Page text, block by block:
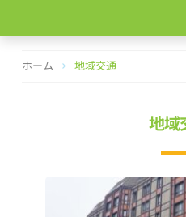
テ
ホーム 地域交通
地域